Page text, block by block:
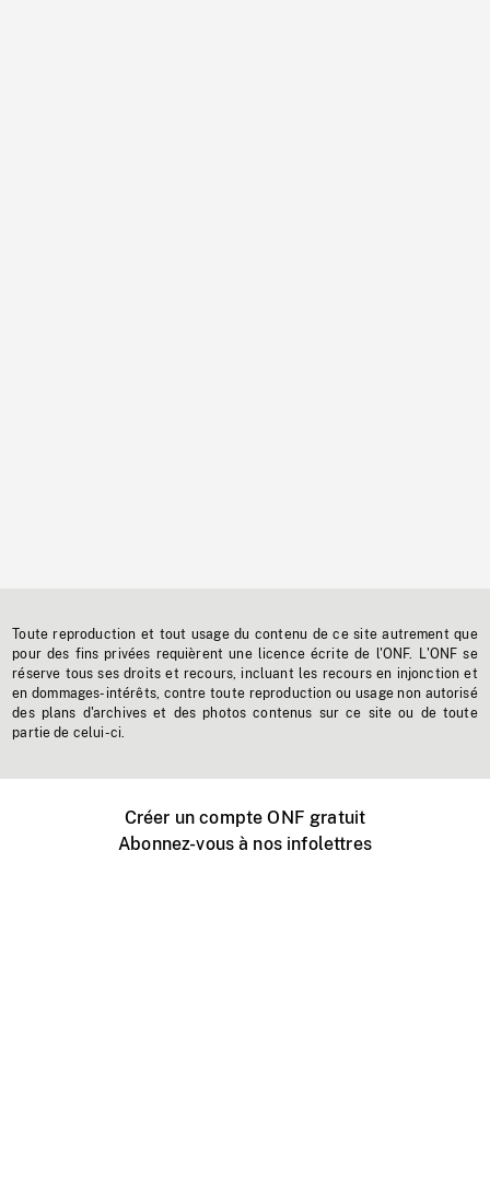
Toute reproduction et tout usage du contenu de ce site autrement que
pour des fins privées requièrent une licence écrite de l'ONF. L'ONF se
réserve tous ses droits et recours, incluant les recours en injonction et
en dommages-intérêts, contre toute reproduction ou usage non autorisé
des plans d'archives et des photos contenus sur ce site ou de toute
partie de celui-ci.
Créer un compte ONF gratuit
Abonnez-vous à nos infolettres